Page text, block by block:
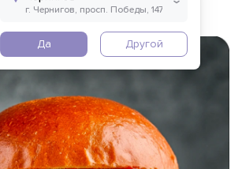
Да Другой